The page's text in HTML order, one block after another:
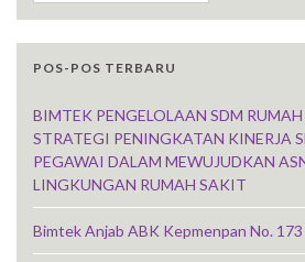
POS-POS TERBARU
BIMTEK PENGELOLAAN SDM
STRATEGI PENINGKATAN KINERJA
PEGAWAI DALAM MEWUJUDKAN
LINGKUNGAN RUMAH SAKIT
Bimtek Anjab ABK Kepmenpan No.